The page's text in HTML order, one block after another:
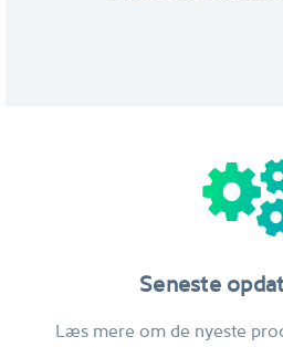
Seneste
Læs mere om de nyeste